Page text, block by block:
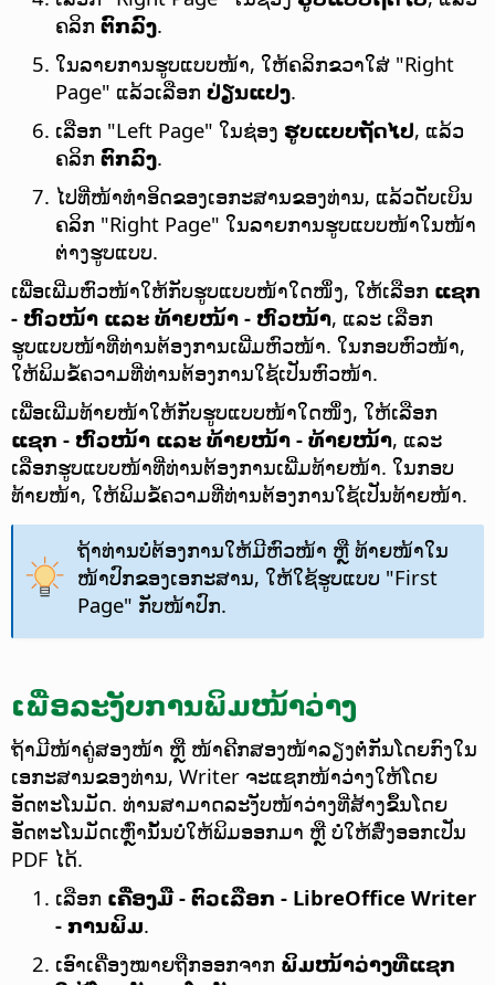
ຄລິກ ຕົກລົງ.
ໃນລາຍການຮູບແບບໜ້າ, ໃຫ້ຄລິກຂວາໃສ່ "Right
Page" ແລ້ວເລືອກ ປ່ຽນແປງ.
ເລືອກ "Left Page" ໃນຊ່ອງ ຮູບແບບຖັດໄປ, ແລ້ວ
ຄລິກ ຕົກລົງ.
ໄປທີ່ໜ້າທຳອິດຂອງເອກະສານຂອງທ່ານ, ແລ້ວດັບເບິນ
ຄລິກ "Right Page" ໃນລາຍການຮູບແບບໜ້າໃນໜ້າ
ຕ່າງຮູບແບບ.
ເພື່ອເພີ່ມຫົວໜ້າໃຫ້ກັບຮູບແບບໜ້າໃດໜຶ່ງ, ໃຫ້ເລືອກ ແຊກ
- ຫົວໜ້າ ແລະ ທ້າຍໜ້າ - ຫົວໜ້າ, ແລະ ເລືອກ
ຮູບແບບໜ້າທີ່ທ່ານຕ້ອງການເພີ່ມຫົວໜ້າ. ໃນກອບຫົວໜ້າ,
ໃຫ້ພິມຂໍ້ຄວາມທີ່ທ່ານຕ້ອງການໃຊ້ເປັນຫົວໜ້າ.
ເພື່ອເພີ່ມທ້າຍໜ້າໃຫ້ກັບຮູບແບບໜ້າໃດໜຶ່ງ, ໃຫ້ເລືອກ
ແຊກ - ຫົວໜ້າ ແລະ ທ້າຍໜ້າ - ທ້າຍໜ້າ, ແລະ
ເລືອກຮູບແບບໜ້າທີ່ທ່ານຕ້ອງການເພີ່ມທ້າຍໜ້າ. ໃນກອບ
ທ້າຍໜ້າ, ໃຫ້ພິມຂໍ້ຄວາມທີ່ທ່ານຕ້ອງການໃຊ້ເປັນທ້າຍໜ້າ.
ຖ້າທ່ານບໍ່ຕ້ອງການໃຫ້ມີຫົວໜ້າ ຫຼື ທ້າຍໜ້າໃນ
ໜ້າປົກຂອງເອກະສານ, ໃຫ້ໃຊ້ຮູບແບບ "First
Page" ກັບໜ້າປົກ.
ເພື່ອລະງັບການພິມໜ້າວ່າງ
ຖ້າມີໜ້າຄູ່ສອງໜ້າ ຫຼື ໜ້າຄີກສອງໜ້າລຽງຕໍ່ກັນໂດຍກົງໃນ
ເອກະສານຂອງທ່ານ, Writer ຈະແຊກໜ້າວ່າງໃຫ້ໂດຍ
ອັດຕະໂນມັດ. ທ່ານສາມາດລະງັບໜ້າວ່າງທີ່ສ້າງຂຶ້ນໂດຍ
ອັດຕະໂນມັດເຫຼົ່ານັ້ນບໍ່ໃຫ້ພິມອອກມາ ຫຼື ບໍ່ໃຫ້ສົ່ງອອກເປັນ
PDF ໄດ້.
ເລືອກ ເຄື່ອງມື - ຕົວເລືອກ - LibreOffice Writer
- ການພິມ.
ເອົາເຄື່ອງໝາຍຖືກອອກຈາກ ພິມໜ້າວ່າງທີ່ແຊກ